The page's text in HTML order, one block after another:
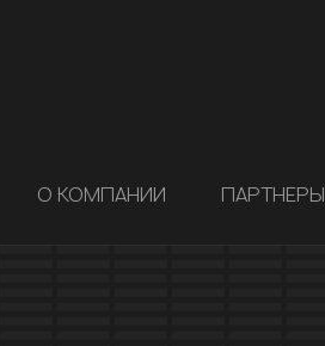
О КОМПАНИИ ПАРТНЕРЫ